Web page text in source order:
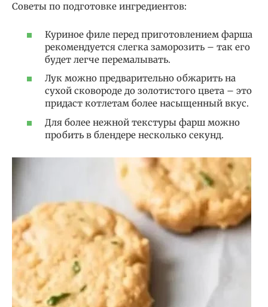
Советы по подготовке ингредиентов:
Куриное филе перед приготовлением фарша
рекомендуется слегка заморозить – так его
будет легче перемалывать.
Лук можно предварительно обжарить на
сухой сковороде до золотистого цвета – это
придаст котлетам более насыщенный вкус.
Для более нежной текстуры фарш можно
пробить в блендере несколько секунд.